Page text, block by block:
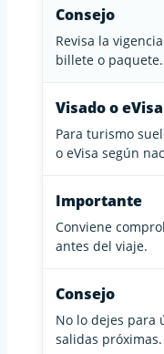
Consejo
Revisa la
billete o paquete.
Visado o eVisa
Para turismo
o eVisa según
Importante
Conviene
antes del viaje.
Consejo
No lo dejes para
salidas próximas.